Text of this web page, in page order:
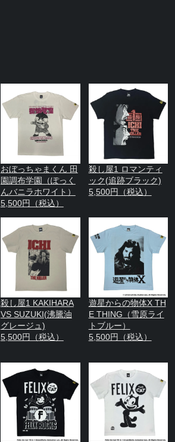
おぼっちゃまくん 田
園調布学園（ぽっく
んバニラホワイト）
5,500円（税込）
殺し屋1 ロマンティ
ック(追跡ブラック)
5,500円（税込）
殺し屋1 KAKIHARA
VS SUZUKI(沸騰油
グレージュ)
5,500円（税込）
遊星からの物体X TH
E THING（雪原ライ
トブルー）
5,500円（税込）